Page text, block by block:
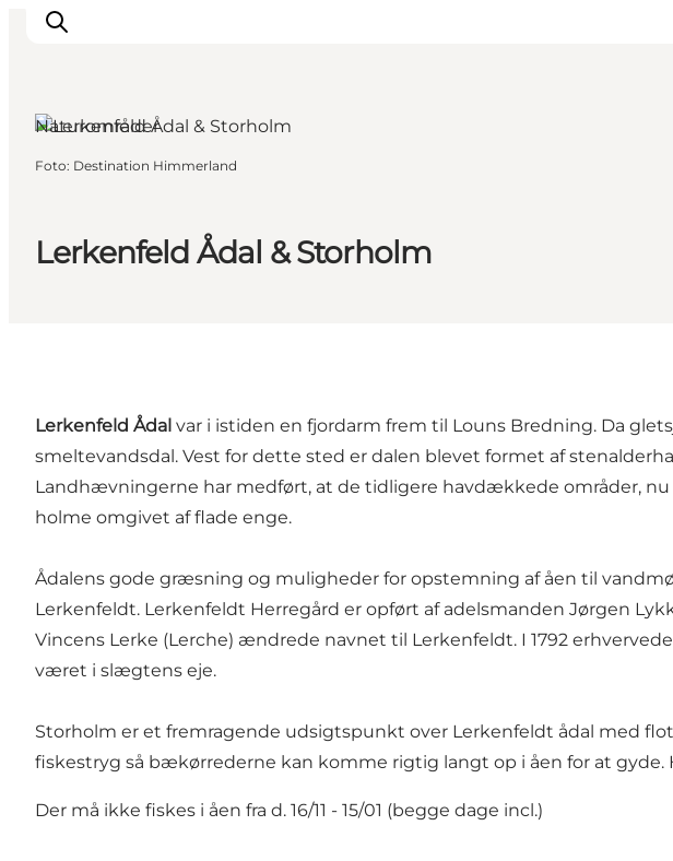
Himmerlandsbyer
Lerkenfeld Ådal & Storholm
Naturområder
Foto: Destination Himmerland
Lerkenfeld Ådal var i istiden en fjordarm frem til Louns Bredning. Da
smeltevandsdal. Vest for dette sted er dalen blevet formet af
Landhævningerne har medført, at de tidligere havdækkede områder,
holme omgivet af flade enge.
Ådalens gode græsning og muligheder for opstemning af åen til
Lerkenfeldt. Lerkenfeldt Herregård er opført af adelsmanden Jørgen
Vincens Lerke (Lerche) ændrede navnet til Lerkenfeldt. I 1792
været i slægtens eje.
Storholm er et fremragende udsigtspunkt over Lerkenfeldt ådal med
fiskestryg så bækørrederne kan komme rigtig langt op i åen for at gyde.
Der må ikke fiskes i åen fra d. 16/11 - 15/01 (begge dage incl.)